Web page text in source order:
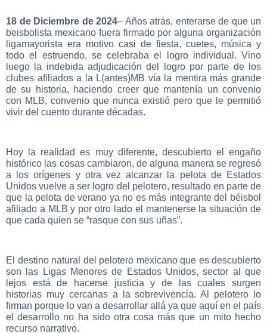
18 de Diciembre de 2024– Años atrás, enterarse de que un
beisbolista mexicano fuera firmado por alguna organización
ligamayorista era motivo casi de fiesta, cuetes, música y
todo el estruendo, se celebraba el logro individual. Vino
luego la indebida adjudicación del logro por parte de los
clubes afiliados a la L(antes)MB vía la mentira más grande
de su historia, haciendo creer que mantenía un convenio
con MLB, convenio que nunca existió pero que le permitió
vivir del cuento durante décadas.
Hoy la realidad es muy diferente, descubierto el engaño
histórico las cosas cambiaron, de alguna manera se regresó
a los orígenes y otra vez alcanzar la pelota de Estados
Unidos vuelve a ser logro del pelotero, resultado en parte de
que la pelota de verano ya no es más integrante del béisbol
afiliado a MLB y por otro lado el mantenerse la situación de
que cada quien se “rasque con sus uñas”.
El destino natural del pelotero mexicano que es descubierto
son las Ligas Menores de Estados Unidos, sector al que
lejos está de hacerse justicia y de las cuales surgen
historias muy cercanas a la sobrevivencia. Al pelotero lo
firman porque lo van a desarrollar allá ya que aquí en el país
el desarrollo no ha sido otra cosa más que un mito hecho
recurso narrativo.